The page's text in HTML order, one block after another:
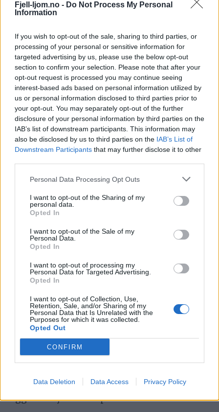
Fjell-ljom.no - Do Not Process My Personal
Information
If you wish to opt-out of the sale, sharing to third parties, or
processing of your personal or sensitive information for
targeted advertising by us, please use the below opt-out
section to confirm your selection. Please note that after your
opt-out request is processed you may continue seeing
interest-based ads based on personal information utilized by
us or personal information disclosed to third parties prior to
your opt-out. You may separately opt-out of the further
disclosure of your personal information by third parties on the
IAB’s list of downstream participants. This information may
also be disclosed by us to third parties on the IAB’s List of
Downstream Participants that may further disclose it to other
Personal Data Processing Opt Outs
I want to opt-out of the Sharing of my
personal data.
Opted In
I want to opt-out of the Sale of my
Personal Data.
Opted In
I want to opt-out of processing my
Personal Data for Targeted Advertising.
Opted In
I want to opt-out of Collection, Use,
Retention, Sale, and/or Sharing of my
Personal Data that Is Unrelated with the
Purposes for which it was collected.
Opted Out
CONFIRM
Data Deletion Data Access Privacy Policy
– BPA har hatt alt å si for livskvaliteten
min
plakatens reglerfor god presseskikk.
Den som mener seg rammet av urettmessig
medieomtale, oppfordres til å ta kontakt
med redaksjonen.
klageorgan som behandler klager mot
mediene i presseetiske spørsmål.
For informasjon om klageadgang, se:
www.presse.no
Fjell-Ljom har ikke ansvar for innhold på
eksterne nettsider som det lenkes til.
Det er ikke tillatt å kopiere fra siden eller
legge ut skjermdump av artikler.